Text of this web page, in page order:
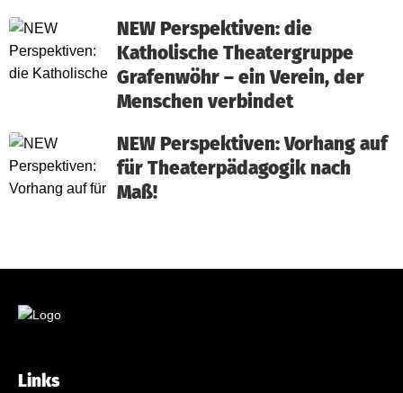
NEW Perspektiven: die
Katholische Theatergruppe
Grafenwöhr – ein Verein, der
Menschen verbindet
NEW Perspektiven: Vorhang auf
für Theaterpädagogik nach
Maß!
Links